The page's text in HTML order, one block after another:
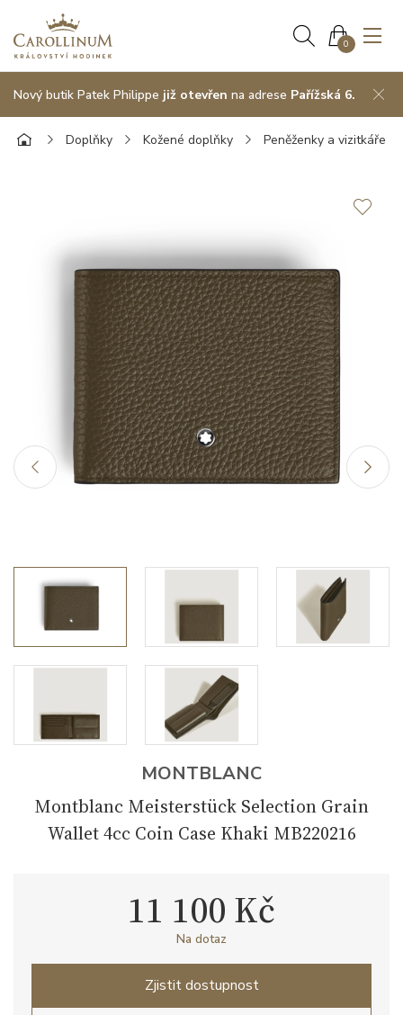
0
Nový butik Patek Philippe již otevřen na adrese Pařížská 6.
Doplňky Kožené doplňky Peněženky a vizitkáře
MONTBLANC
Montblanc Meisterstück Selection Grain
Wallet 4cc Coin Case Khaki MB220216
11 100 Kč
Na dotaz
Zjistit dostupnost